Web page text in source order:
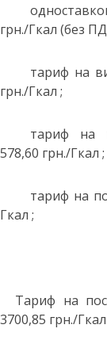
грн./Гкал (без
тариф на
грн./Гкал ;
тариф на
578,60 грн./Гкал ;
тариф на
Гкал ;
Тариф на
3700,85 грн./